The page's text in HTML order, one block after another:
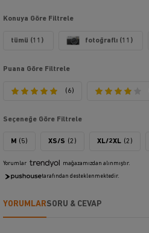
Konuya Göre Filtrele
tümü (11) fotoğraflı (11)
Puana Göre Filtrele
(6)
Seçeneğe Göre Filtrele
M (5) XS/S (2) XL/2XL (2)
Yorumlar mağazamızdan alınmıştır.
tarafından desteklenmektedir.
YORUMLARSORU & CEVAP